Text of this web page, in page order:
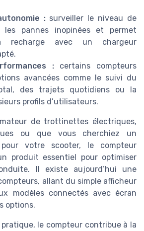
:surveiller le niveau de
les pannes inopinées et permet
recharge avec un chargeur
:certains compteurs
avancées comme le suivi du
des trajets quotidiens ou la
profils d’utilisateurs.
de trottinettes électriques,
ou que vous cherchiez un
pour votre scooter, le compteur
produit essentiel pour optimiser
Il existe aujourd’hui une
allant du simple afficheur
modèles connectés avec écran
options.
pratique, le compteur contribue à la